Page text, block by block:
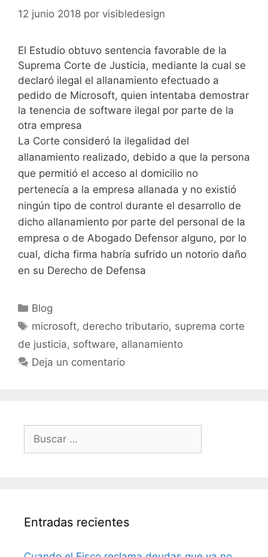
12 junio 2018 por visibledesign
El Estudio obtuvo sentencia favorable de la
Suprema Corte de Justicia, mediante la cual se
declaró ilegal el allanamiento efectuado a
pedido de Microsoft, quien intentaba demostrar
la tenencia de software ilegal por parte de la
otra empresa
La Corte consideró la ilegalidad del
allanamiento realizado, debido a que la persona
que permitió el acceso al domicilio no
pertenecía a la empresa allanada y no existió
ningún tipo de control durante el desarrollo de
dicho allanamiento por parte del personal de la
empresa o de Abogado Defensor alguno, por lo
cual, dicha firma habría sufrido un notorio daño
en su Derecho de Defensa
Blog
microsoft, derecho tributario, suprema corte
de justicia, software, allanamiento
Deja un comentario
Entradas recientes